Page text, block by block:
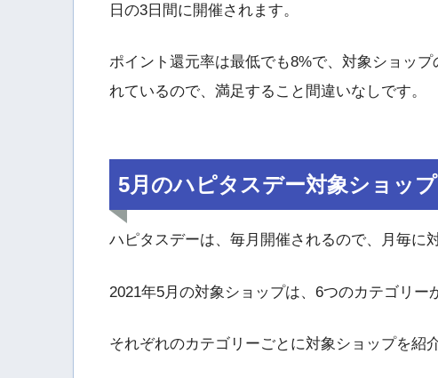
日の3日間に開催されます。
ポイント還元率は最低でも8%で、対象ショッ
れているので、満足すること間違いなしです。
5月のハピタスデー対象ショップ
ハピタスデーは、毎月開催されるので、月毎に
2021年5月の対象ショップは、6つのカテゴリー
それぞれのカテゴリーごとに対象ショップを紹